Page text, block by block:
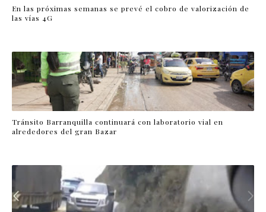
En las próximas semanas se prevé el cobro de valorización de
las vías 4G
Tránsito Barranquilla continuará con laboratorio vial en
alrededores del gran Bazar